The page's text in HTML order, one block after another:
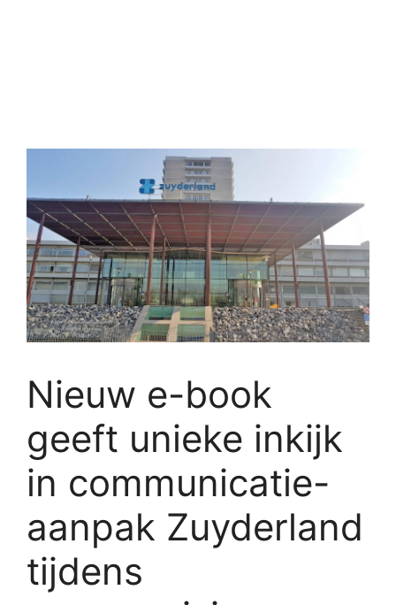
Nieuw e-book
geeft unieke inkijk
in communicatie-
aanpak Zuyderland
tijdens